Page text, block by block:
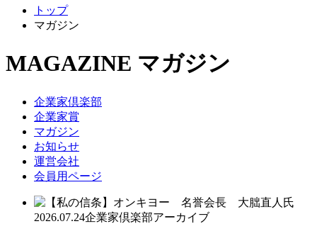
トップ
マガジン
MAGAZINE マガジン
企業家倶楽部
企業家賞
マガジン
お知らせ
運営会社
会員用ページ
2026.07.24企業家倶楽部アーカイブ